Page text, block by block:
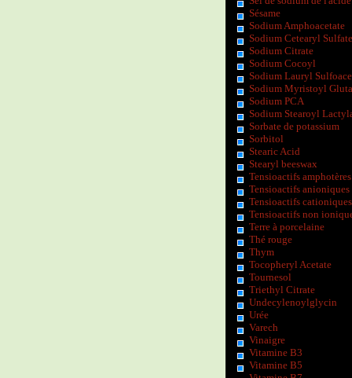
Sésame
Sodium Amphoacetate
Sodium Cetearyl Sulfate
Sodium Citrate
Sodium Cocoyl
Sodium Lauryl
Sodium Myristoyl
Sodium PCA
Sodium Stearoyl
Sorbate de potassium
Sorbitol
Stearic Acid
Stearyl beeswax
Tensioactifs amphotères
Tensioactifs anioniques
Tensioactifs cationiques
Tensioactifs non
Terre à porcelaine
Thé rouge
Thym
Tocopheryl Acetate
Tournesol
Triethyl Citrate
Undecylenoylglycin
Urée
Varech
Vinaigre
Vitamine B3
Vitamine B5